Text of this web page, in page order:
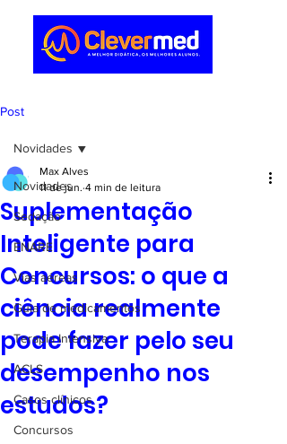
Post
Novidades
Sedação
ENARE
Vias aéreas
Guia de medicamentos
Terapia Intensiva
ACLS
Casos clínicos
Concursos
Novidades
Suplementação
Inteligente para
Concursos: o que a
ciência realmente
pode fazer pelo seu
desempenho nos
estudos?
Max Alves
11 de jun. 4 min de leitura